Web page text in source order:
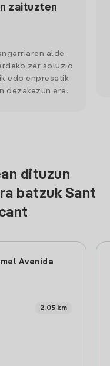
zaituzten
alde
zer soluzio
edo enpresatik
dezakezun ere.
dituzun
batzuk Sant
Avenida
2.05 km